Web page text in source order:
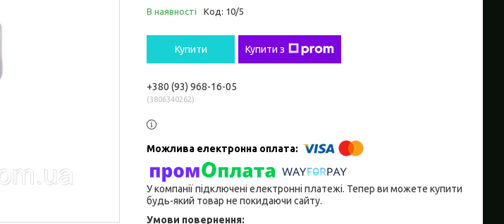
В наявності
Код: 10/5
Купити Купити з
+380 (93) 968-16-05
3806340262
У компанії підключені електронні платежі. Тепер ви можете купити
будь-який товар не покидаючи сайту.